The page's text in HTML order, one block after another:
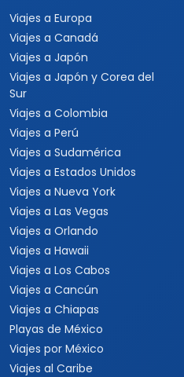
Viajes a Europa
Viajes a Canadá
Viajes a Japón
Viajes a Japón y Corea del
Sur
Viajes a Colombia
Viajes a Perú
Viajes a Sudamérica
Viajes a Estados Unidos
Viajes a Nueva York
Viajes a Las Vegas
Viajes a Orlando
Viajes a Hawaii
Viajes a Los Cabos
Viajes a Cancún
Viajes a Chiapas
Playas de México
Viajes por México
Viajes al Caribe